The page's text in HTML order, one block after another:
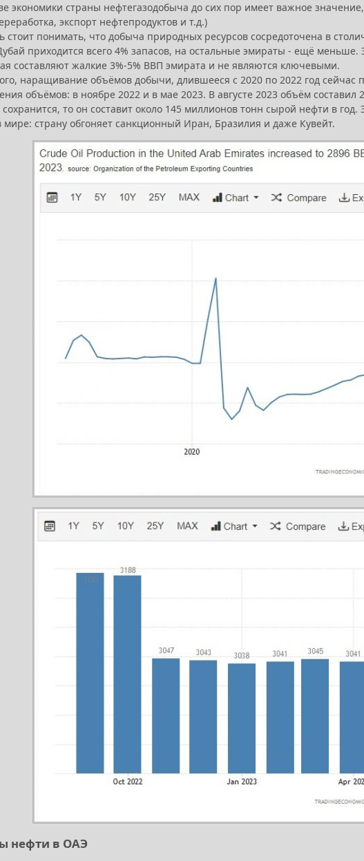
экономики страны нефтегазодобыча до сих пор имеет важное
экспорт нефтепродуктов и т.д.)
стоит понимать, что добыча природных ресурсов сосредоточена в
приходится всего 4% запасов, на остальные эмираты - ещё
составляют жалкие 3%-5% ВВП эмирата и не являются ключевыми.
наращивание объёмов добычи, длившееся с 2020 по 2022 год
объёмов: в ноябре 2022 и в мае 2023. В августе 2023 объём составил
то он составит около 145 миллионов тонн сырой нефти в
мире: страну обгоняет санкционный Иран, Бразилия и даже Кувейт.
нефти в ОАЭ